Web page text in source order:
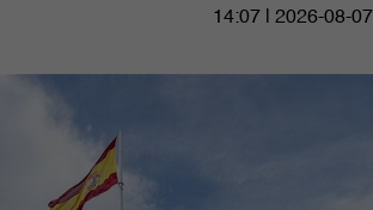
14:07 | 2026-08-07